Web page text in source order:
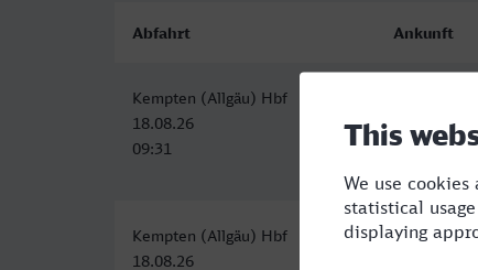
Abfahrt Ankunft
Kempten (Allgäu) Hbf
18.08.26
09:31
18.08.26
18:47
Kempten (Allgäu) Hbf
18.08.26
Venezia